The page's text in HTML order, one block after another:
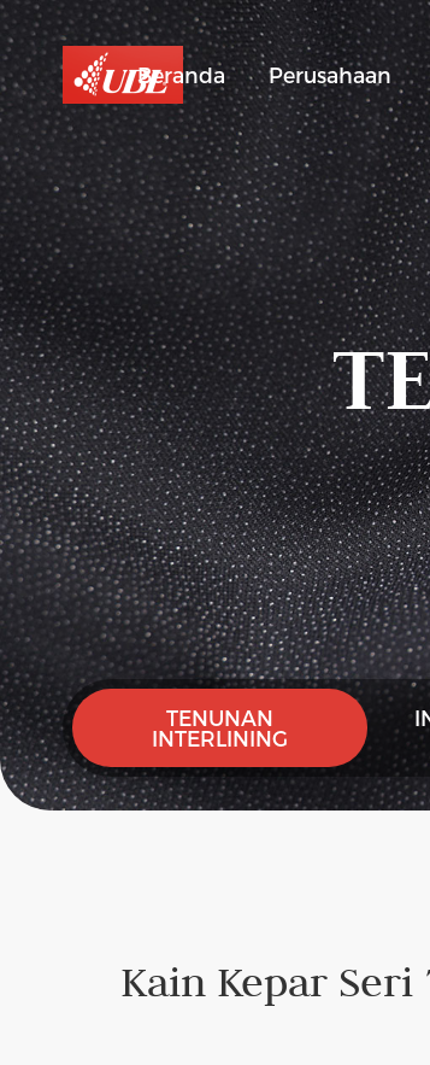
Beranda Perusahaan
TENUNAN
INTERLINING
Kain Kepar Seri